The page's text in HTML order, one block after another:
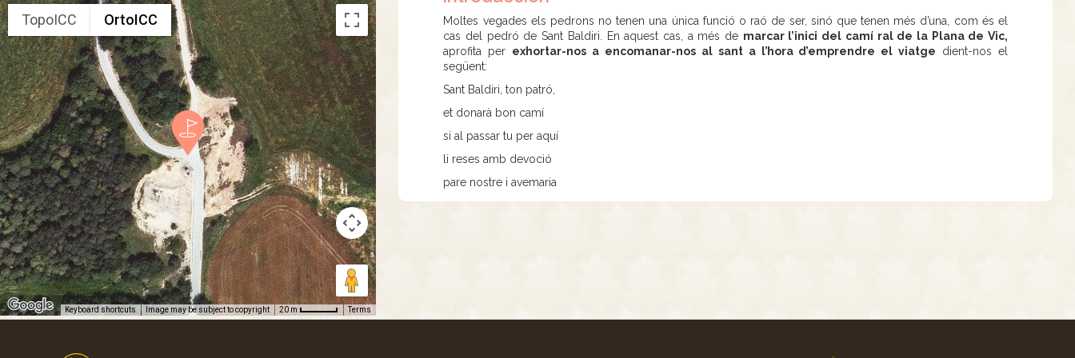
TopoICC OrtoICC
Keyboard shortcuts Image may be subject to copyright 20 m Terms
Moltes vegades els pedrons no tenen una única funció o raó de ser, sinó que tenen més d’una, com és el
cas del pedró de Sant Baldiri. En aquest cas, a més de marcar l’inici del camí ral de la Plana de Vic,
aprofita per exhortar-nos a encomanar-nos al sant a l’hora d’emprendre el viatge dient-nos el
següent:
Sant Baldiri, ton patró,
et donarà bon camí
si al passar tu per aquí
li reses amb devoció
pare nostre i avemaria